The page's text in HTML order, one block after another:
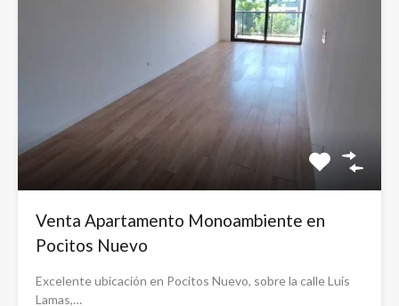
Venta Apartamento Monoambiente en
Pocitos Nuevo
Excelente ubicación en Pocitos Nuevo, sobre la calle Luis
Lamas,…